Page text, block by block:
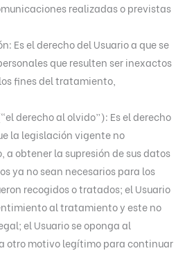
realizadas o previstas
Es el derecho del Usuario a que se
que resulten ser inexactos
fines del tratamiento,
derecho al olvido”): Es el derecho
la legislación vigente no
a obtener la supresión de sus datos
ya no sean necesarios para los
recogidos o tratados; el Usuario
al tratamiento y este no
el Usuario se oponga al
otro motivo legítimo para continuar